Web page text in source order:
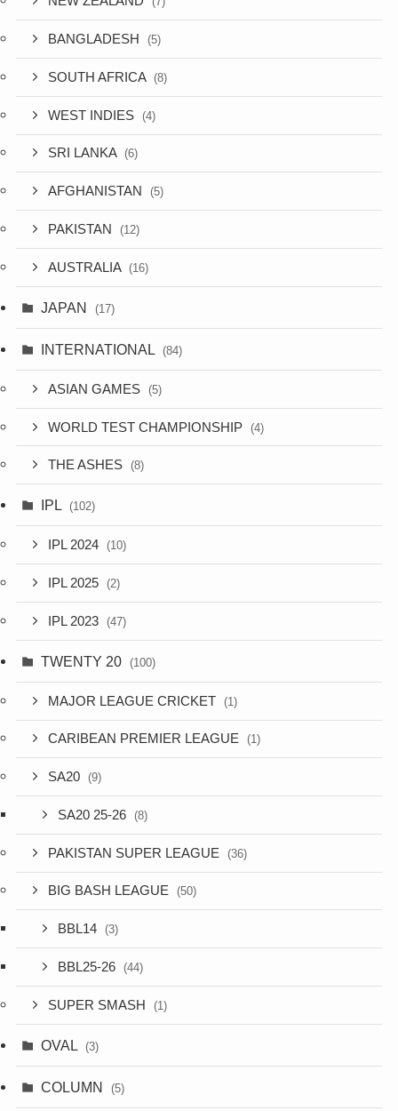
BANGLADESH (5)
SOUTH AFRICA (8)
WEST INDIES (4)
SRI LANKA (6)
AFGHANISTAN (5)
PAKISTAN (12)
AUSTRALIA (16)
JAPAN (17)
INTERNATIONAL (84)
ASIAN GAMES (5)
WORLD TEST CHAMPIONSHIP (4)
THE ASHES (8)
IPL (102)
IPL 2024 (10)
IPL 2025 (2)
IPL 2023 (47)
TWENTY 20 (100)
MAJOR LEAGUE CRICKET (1)
CARIBEAN PREMIER LEAGUE (1)
SA20 (9)
SA20 25-26 (8)
PAKISTAN SUPER LEAGUE (36)
BIG BASH LEAGUE (50)
BBL14 (3)
BBL25-26 (44)
SUPER SMASH (1)
OVAL (3)
COLUMN (5)